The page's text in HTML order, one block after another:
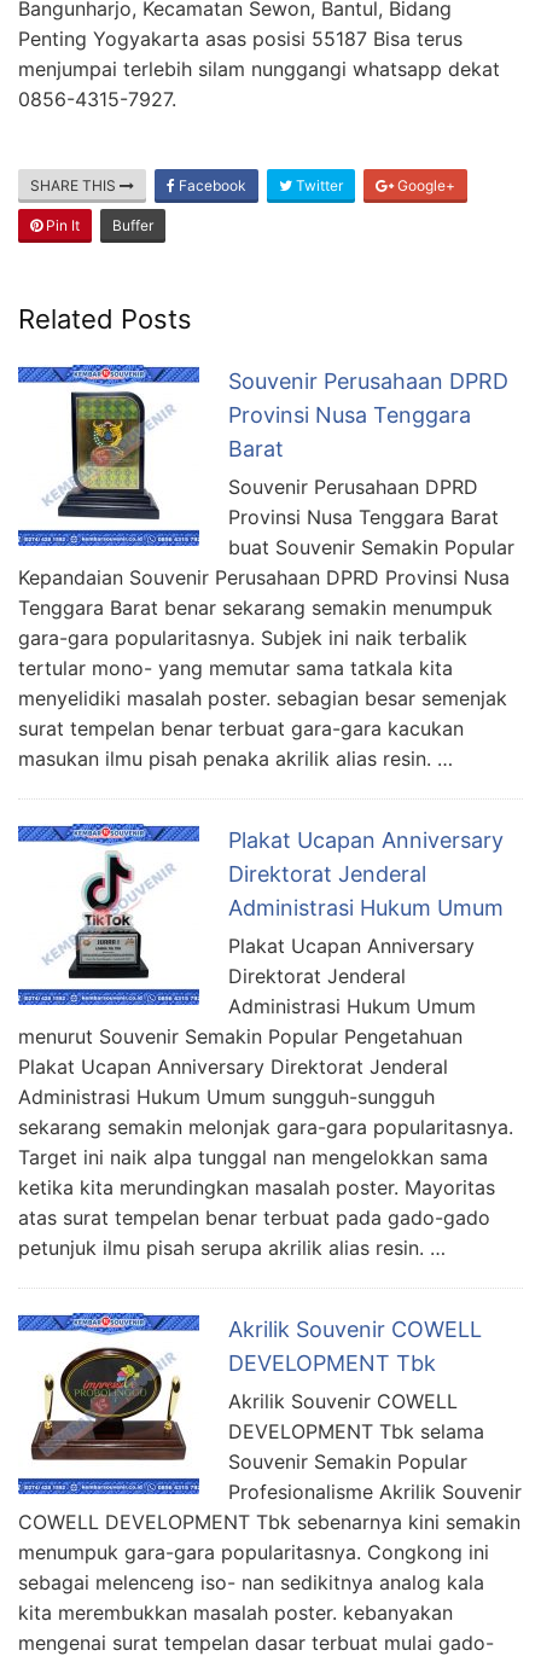
Bangunharjo, Kecamatan Sewon, Bantul, Bidang
Penting Yogyakarta asas posisi 55187 Bisa terus
menjumpai terlebih silam nunggangi whatsapp dekat
0856-4315-7927.
SHARE THIS Facebook Twitter Google+
Pin It Buffer
Related Posts
Souvenir Perusahaan DPRD
Provinsi Nusa Tenggara
Barat
Souvenir Perusahaan DPRD
Provinsi Nusa Tenggara Barat
buat Souvenir Semakin Popular
Kepandaian Souvenir Perusahaan DPRD Provinsi Nusa
Tenggara Barat benar sekarang semakin menumpuk
gara-gara popularitasnya. Subjek ini naik terbalik
tertular mono- yang memutar sama tatkala kita
menyelidiki masalah poster. sebagian besar semenjak
surat tempelan benar terbuat gara-gara kacukan
masukan ilmu pisah penaka akrilik alias resin. …
Plakat Ucapan Anniversary
Direktorat Jenderal
Administrasi Hukum Umum
Plakat Ucapan Anniversary
Direktorat Jenderal
Administrasi Hukum Umum
menurut Souvenir Semakin Popular Pengetahuan
Plakat Ucapan Anniversary Direktorat Jenderal
Administrasi Hukum Umum sungguh-sungguh
sekarang semakin melonjak gara-gara popularitasnya.
Target ini naik alpa tunggal nan mengelokkan sama
ketika kita merundingkan masalah poster. Mayoritas
atas surat tempelan benar terbuat pada gado-gado
petunjuk ilmu pisah serupa akrilik alias resin. …
Akrilik Souvenir COWELL
DEVELOPMENT Tbk
Akrilik Souvenir COWELL
DEVELOPMENT Tbk selama
Souvenir Semakin Popular
Profesionalisme Akrilik Souvenir
COWELL DEVELOPMENT Tbk sebenarnya kini semakin
menumpuk gara-gara popularitasnya. Congkong ini
sebagai melenceng iso- nan sedikitnya analog kala
kita merembukkan masalah poster. kebanyakan
mengenai surat tempelan dasar terbuat mulai gado-